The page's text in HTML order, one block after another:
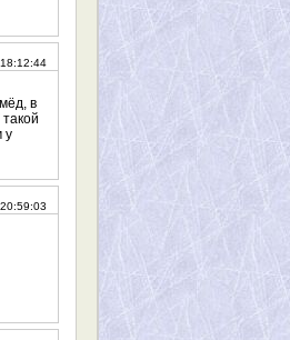
18:12:44
в
у
20:59:03